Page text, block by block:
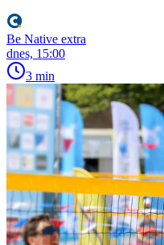
Be Native extra
dnes, 15:00
3 min